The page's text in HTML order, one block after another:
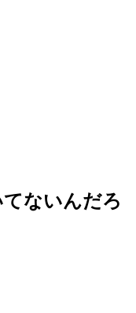
ないんだろ